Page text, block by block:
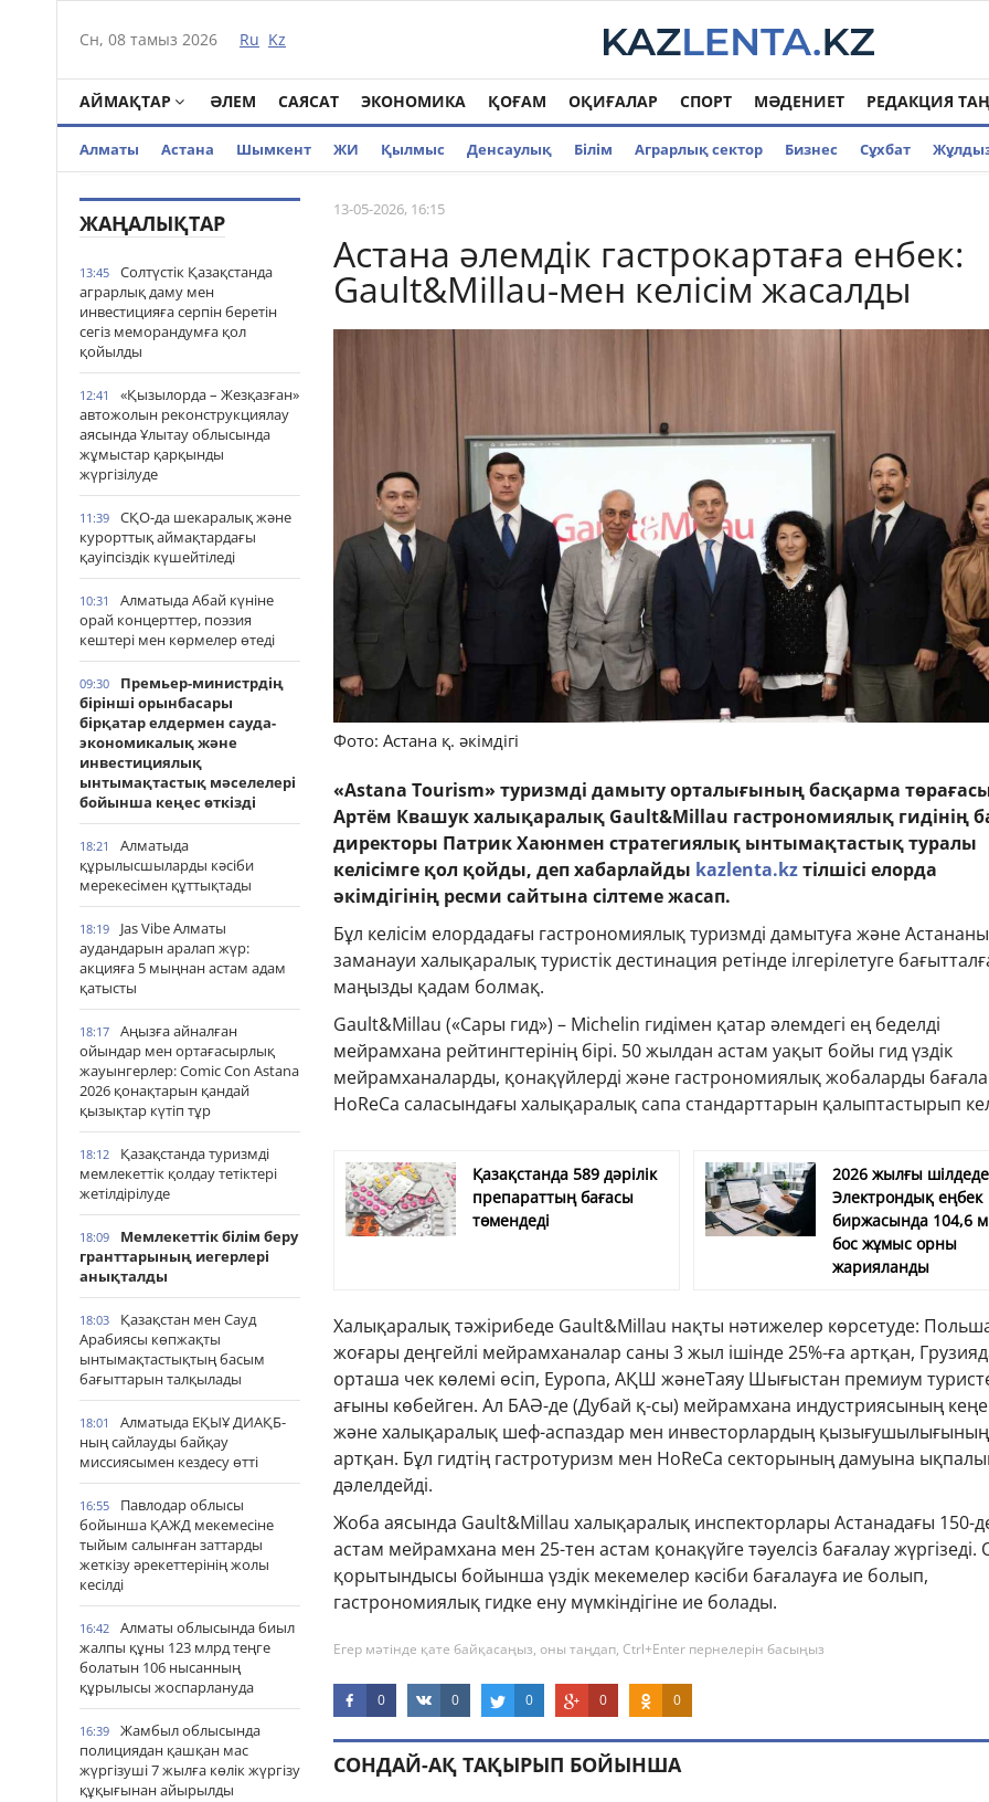
Сн, 08 тамыз 2026 Ru Kz
АЙМАҚТАР ӘЛЕМ САЯСАТ ЭКОНОМИКА ҚОҒАМ ОҚИҒАЛАР СПОРТ МӘДЕНИЕТ РЕДАКЦИЯ
Алматы Астана Шымкент ЖИ Қылмыс Денсаулық Білім Аграрлық сектор Бизнес Cұхбат
ЖАҢАЛЫҚТАР
13:45
Солтүстік Қазақстанда
аграрлық даму мен
инвестицияға серпін беретін
сегіз меморандумға қол
қойылды
12:41
«Қызылорда – Жезқазған»
автожолын реконструкциялау
аясында Ұлытау облысында
жұмыстар қарқынды
жүргізілуде
11:39
СҚО-да шекаралық және
курорттық аймақтардағы
қауіпсіздік күшейтіледі
10:31
Алматыда Абай күніне
орай концерттер, поэзия
кештері мен көрмелер өтеді
09:30
Премьер-министрдің
бірінші орынбасары
бірқатар елдермен сауда-
экономикалық және
инвестициялық
ынтымақтастық мәселелері
бойынша кеңес өткізді
18:21
Алматыда
құрылысшыларды кәсіби
мерекесімен құттықтады
18:19
Jas Vibe Алматы
аудандарын аралап жүр:
акцияға 5 мыңнан астам адам
қатысты
18:17
Аңызға айналған
ойындар мен ортағасырлық
жауынгерлер: Comic Con Astana
2026 қонақтарын қандай
қызықтар күтіп тұр
18:12
Қазақстанда туризмді
мемлекеттік қолдау тетіктері
жетілдірілуде
18:09
Мемлекеттік білім беру
гранттарының иегерлері
анықталды
18:03
Қазақстан мен Сауд
Арабиясы көпжақты
ынтымақтастықтың басым
бағыттарын талқылады
18:01
Алматыда ЕҚЫҰ ДИАҚБ-
ның сайлауды байқау
миссиясымен кездесу өтті
16:55
Павлодар облысы
бойынша ҚАЖД мекемесіне
тыйым салынған заттарды
жеткізу әрекеттерінің жолы
кесілді
16:42
Алматы облысында биыл
жалпы құны 123 млрд теңге
болатын 106 нысанның
құрылысы жоспарлануда
16:39
Жамбыл облысында
полициядан қашқан мас
жүргізуші 7 жылға көлік жүргізу
құқығынан айырылды
13-05-2026, 16:15
Астана әлемдік гастрокартаға енбек:
Gault&Millau-мен келісім жасалды
Фото: Астана қ. әкімдігі
«Astana Tourism» туризмді дамыту орталығының басқарма
Артём Квашук халықаралық Gault&Millau гастрономиялық гидінің
директоры Патрик Хаюнмен стратегиялық ынтымақтастық туралы
келісімге қол қойды, деп хабарлайды kazlenta.kzтілшісі елорда
әкімдігінің ресми сайтына сілтеме жасап.
Бұл келісім елордадағы гастрономиялық туризмді дамытуға және Астананы
заманауи халықаралық туристік дестинация ретінде ілгерілетуге
маңызды қадам болмақ.
Gault&Millau («Сары гид») – Michelin гидімен қатар әлемдегі ең беделді
мейрамхана рейтингтерінің бірі. 50 жылдан астам уақыт бойы гид үздік
мейрамханаларды, қонақүйлерді және гастрономиялық жобаларды
HoReCa саласындағы халықаралық сапа стандарттарын қалыптастырып
Қазақстанда 589 дәрілік
препараттың бағасы
төмендеді
2026 жылғы шілдеде
Электрондық еңбек
биржасында 104,6
бос жұмыс орны
жарияланды
Халықаралық тәжірибеде Gault&Millau нақты нәтижелер көрсетуде:
жоғары деңгейлі мейрамханалар саны 3 жыл ішінде 25%-ға артқан,
орташа чек көлемі өсіп, Еуропа, АҚШ жәнеТаяу Шығыстан премиум
ағыны көбейген. Ал БАӘ-де (Дубай қ-сы) мейрамхана индустриясының
және халықаралық шеф-аспаздар мен инвесторлардың қызығушылығының
артқан. Бұл гидтің гастротуризм мен HoReCa секторының дамуына
дәлелдейді.
Жоба аясында Gault&Millau халықаралық инспекторлары Астанадағы 150-
астам мейрамхана мен 25-тен астам қонақүйге тәуелсіз бағалау
қорытындысы бойынша үздік мекемелер кәсіби бағалауға ие болып,
гастрономиялық гидке ену мүмкіндігіне ие болады.
Егер мәтінде қате байқасаңыз, оны таңдап, Ctrl+Enter пернелерін басыңыз
0 0 0 0 0
СОНДАЙ-АҚ ТАҚЫРЫП БОЙЫНША